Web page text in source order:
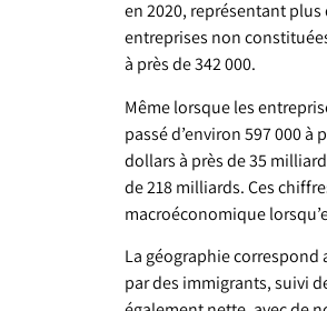
en 2020, représentant
entreprises non
à près de 342 000.
Même lorsque les
passé d’environ 597 000 à
dollars à près de 35
de 218 milliards. Ces
macroéconomique
La géographie correspond
par des immigrants, suivi